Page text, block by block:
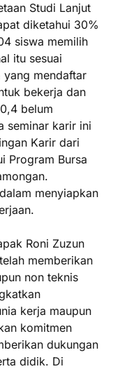
Studi Lanjut
diketahui 30%
siswa memilih
itu sesuai
mendaftar
bekerja dan
belum
seminar karir ini
Karir dari
Program Bursa
menyiapkan
Roni Zuzun
memberikan
non teknis
kerja maupun
komitmen
dukungan
didik. Di